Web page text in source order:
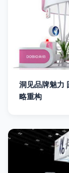
洞见品牌魅力
略重构